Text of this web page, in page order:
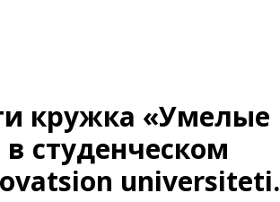
кружка «Умелые
студенческом
universiteti.